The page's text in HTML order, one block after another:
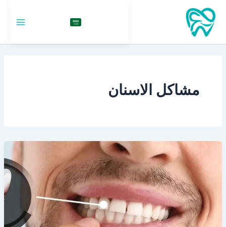
تخطي
إلى
المحتوى
مشاكل الاسنان